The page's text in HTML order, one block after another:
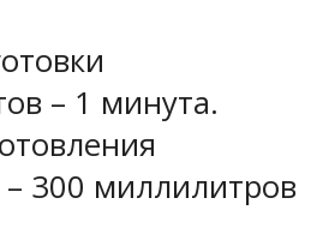
– 1 минута.
– 300 миллилитров